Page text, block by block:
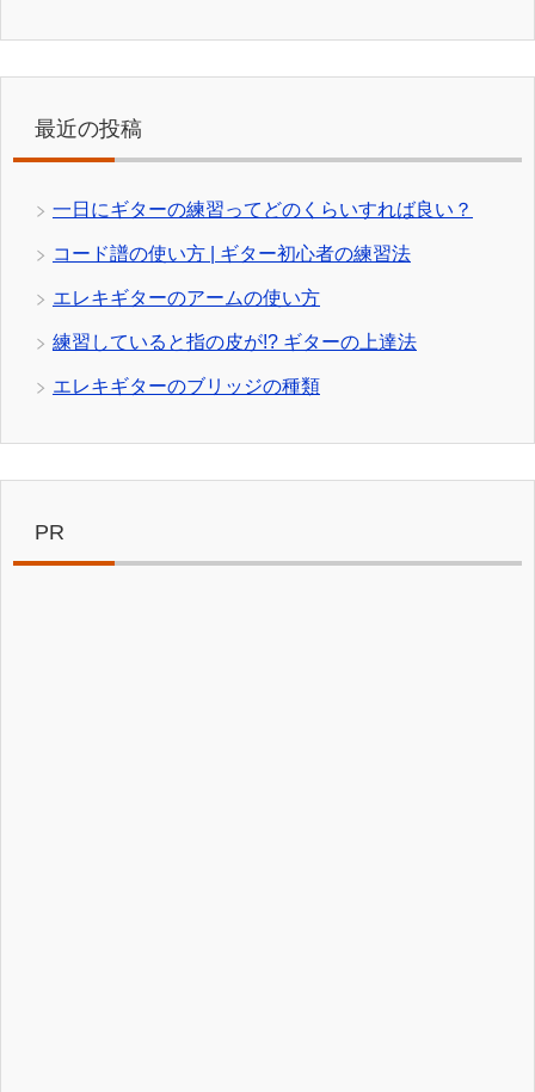
最近の投稿
一日にギターの練習ってどのくらいすれば良い？
コード譜の使い方 | ギター初心者の練習法
エレキギターのアームの使い方
練習していると指の皮が!? ギターの上達法
エレキギターのブリッジの種類
PR